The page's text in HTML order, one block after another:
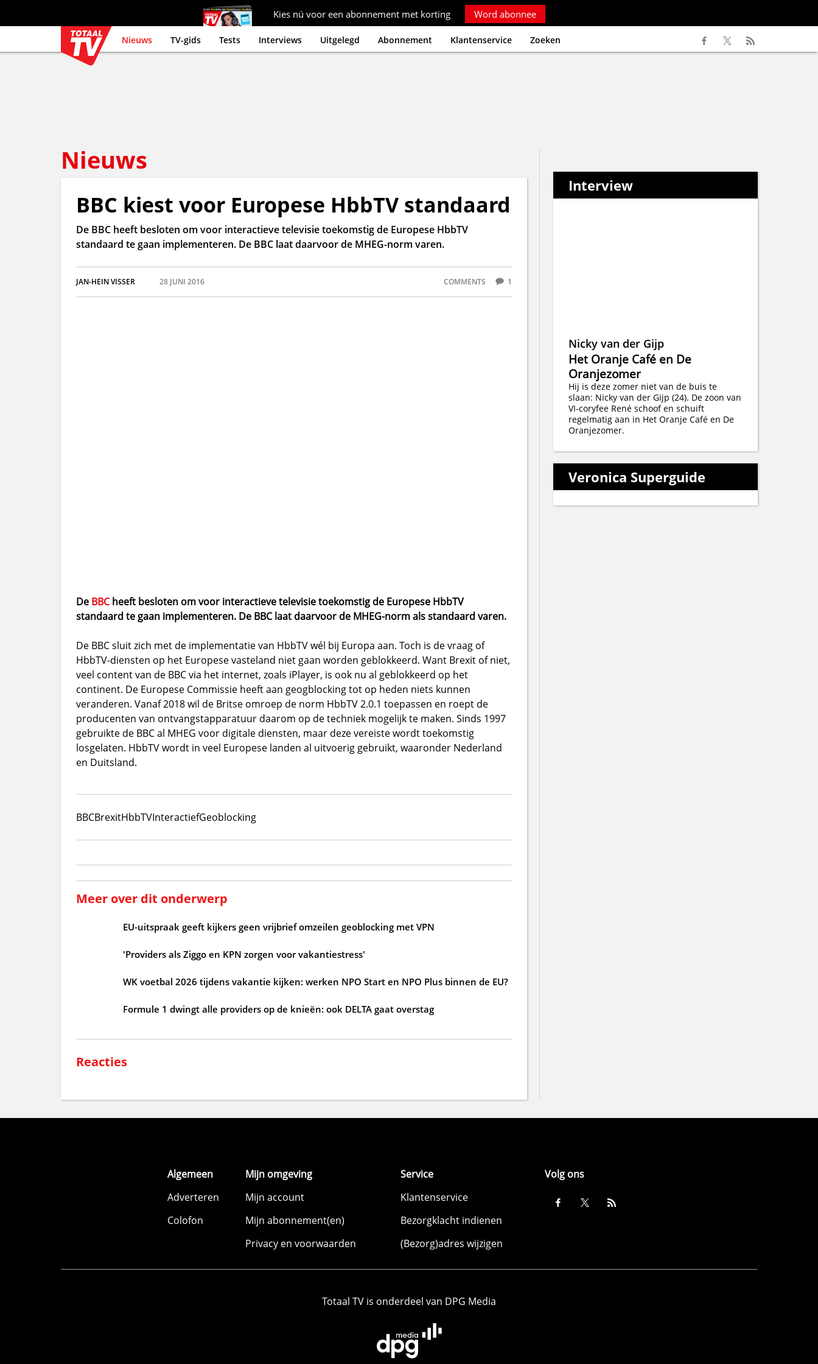
Kies nú voor een abonnement met korting Word abonnee
Nieuws TV-gids Tests Interviews Uitgelegd Abonnement Klantenservice Zoeken
Nieuws
BBC kiest voor Europese HbbTV standaard
De BBC heeft besloten om voor interactieve televisie toekomstig de Europese HbbTV
standaard te gaan implementeren. De BBC laat daarvoor de MHEG-norm varen.
JAN-HEIN VISSER 28 JUNI 2016 COMMENTS 1
De BBCheeft besloten om voor interactieve televisie toekomstig de Europese HbbTV
standaard te gaan implementeren. De BBC laat daarvoor de MHEG-norm als standaard varen.
De BBC sluit zich met de implementatie van HbbTV wél bij Europa aan. Toch is de vraag of
HbbTV-diensten op het Europese vasteland niet gaan worden geblokkeerd. Want Brexit of niet,
veel content van de BBC via het internet, zoals iPlayer, is ook nu al geblokkeerd op het
continent. De Europese Commissie heeft aan geogblocking tot op heden niets kunnen
veranderen. Vanaf 2018 wil de Britse omroep de norm HbbTV 2.0.1 toepassen en roept de
producenten van ontvangstapparatuur daarom op de techniek mogelijk te maken. Sinds 1997
gebruikte de BBC al MHEG voor digitale diensten, maar deze vereiste wordt toekomstig
losgelaten. HbbTV wordt in veel Europese landen al uitvoerig gebruikt, waaronder Nederland
en Duitsland.
BBCBrexitHbbTVInteractiefGeoblocking
Meer over dit onderwerp
EU-uitspraak geeft kijkers geen vrijbrief omzeilen geoblocking met VPN
'Providers als Ziggo en KPN zorgen voor vakantiestress'
WK voetbal 2026 tijdens vakantie kijken: werken NPO Start en NPO Plus binnen de EU?
Formule 1 dwingt alle providers op de knieën: ook DELTA gaat overstag
Reacties
Interview
Nicky van der Gijp
Het Oranje Café en De
Oranjezomer
Hij is deze zomer niet van de buis te
slaan: Nicky van der Gijp (24). De zoon van
VI-coryfee René schoof en schuift
regelmatig aan in Het Oranje Café en De
Oranjezomer.
Veronica Superguide
Algemeen
Adverteren
Colofon
Mijn omgeving
Mijn account
Mijn abonnement(en)
Privacy en voorwaarden
Service
Klantenservice
Bezorgklacht indienen
(Bezorg)adres wijzigen
Volg ons
Totaal TV is onderdeel van DPG Media